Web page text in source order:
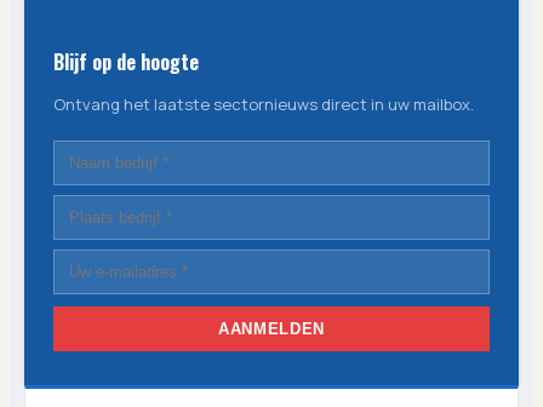
Blijf op de hoogte
Ontvang het laatste sectornieuws direct in uw mailbox.
AANMELDEN